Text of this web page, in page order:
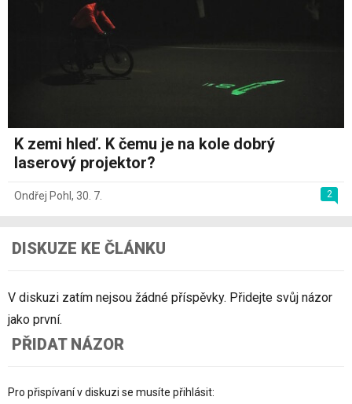
K zemi hleď. K čemu je na kole dobrý
laserový projektor?
2
Ondřej Pohl , 30. 7.
DISKUZE KE ČLÁNKU
V diskuzi zatím nejsou žádné příspěvky. Přidejte svůj názor
jako první.
PŘIDAT NÁZOR
Pro přispívaní v diskuzi se musíte přihlásit: